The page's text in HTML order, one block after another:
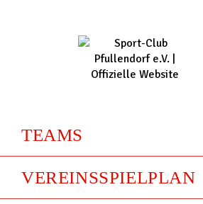
TEAMS
VEREINSSPIELPLAN